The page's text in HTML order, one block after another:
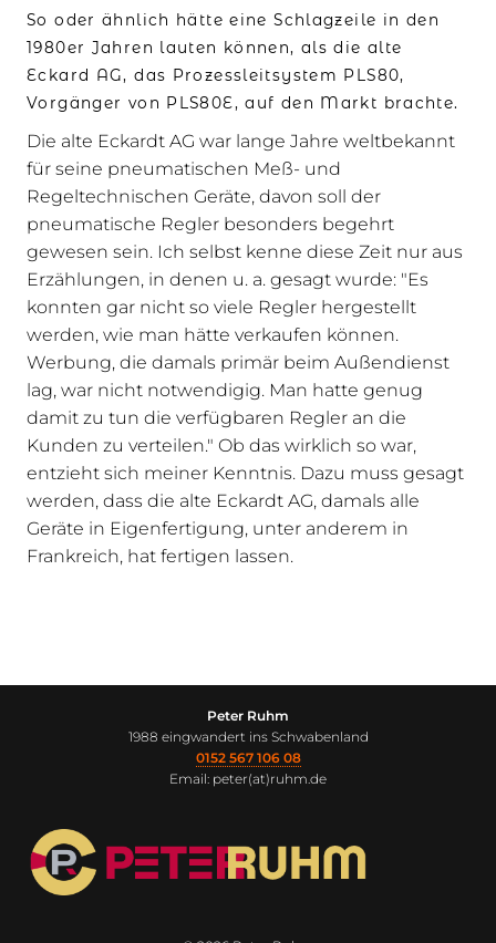
So oder ähnlich hätte eine Schlagzeile in den
1980er Jahren lauten können, als die alte
Eckard AG, das Prozessleitsystem PLS80,
Vorgänger von PLS80E, auf den Markt brachte.
Die alte Eckardt AG war lange Jahre weltbekannt
für seine pneumatischen Meß- und
Regeltechnischen Geräte, davon soll der
pneumatische Regler besonders begehrt
gewesen sein. Ich selbst kenne diese Zeit nur aus
Erzählungen, in denen u. a. gesagt wurde: "Es
konnten gar nicht so viele Regler hergestellt
werden, wie man hätte verkaufen können.
Werbung, die damals primär beim Außendienst
lag, war nicht notwendigig. Man hatte genug
damit zu tun die verfügbaren Regler an die
Kunden zu verteilen." Ob das wirklich so war,
entzieht sich meiner Kenntnis. Dazu muss gesagt
werden, dass die alte Eckardt AG, damals alle
Geräte in Eigenfertigung, unter anderem in
Frankreich, hat fertigen lassen.
Peter Ruhm
1988 eingwandert ins Schwabenland
0152 567 106 08
Email: peter(at)ruhm.de